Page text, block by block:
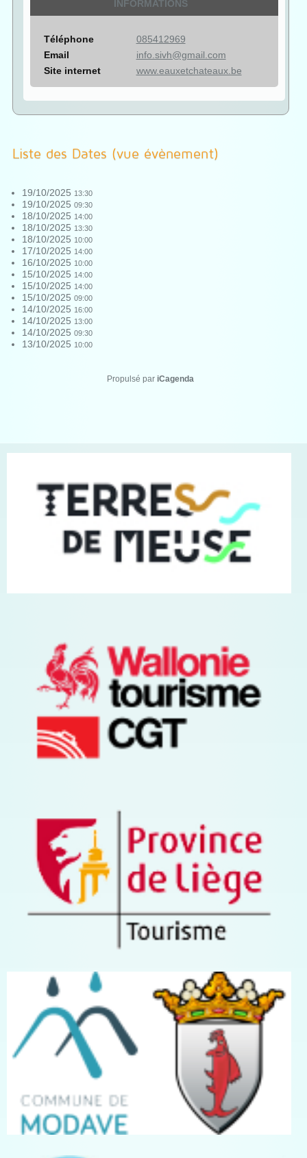
INFORMATIONS
Téléphone
085412969
Email
info.sivh@gmail.com
Site internet
www.eauxetchateaux.be
Liste des Dates (vue évènement)
19/10/2025 13:30
19/10/2025 09:30
18/10/2025 14:00
18/10/2025 13:30
18/10/2025 10:00
17/10/2025 14:00
16/10/2025 10:00
15/10/2025 14:00
15/10/2025 14:00
15/10/2025 09:00
14/10/2025 16:00
14/10/2025 13:00
14/10/2025 09:30
13/10/2025 10:00
Propulsé par iCagenda